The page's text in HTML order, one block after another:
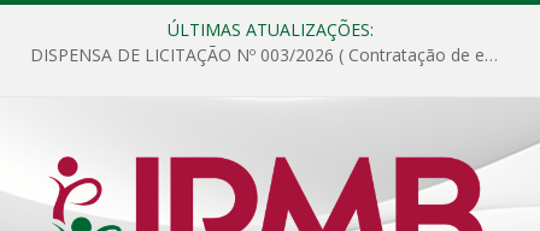
ÚLTIMAS ATUALIZAÇÕES:
DISPENSA DE LICITAÇÃO Nº 003/2026 ( Contratação de empresa para fornecimento de gêneros alimentícios não perecíveis, materiais de expediente, descartáveis, copa e cozinha, para análise e posterior publicação.)